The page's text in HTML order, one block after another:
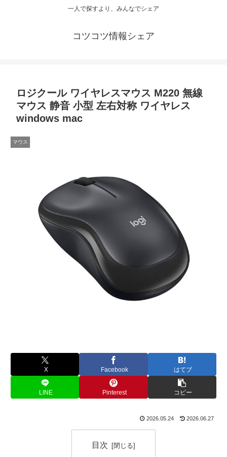
一人で探すより、みんなでシェア
コツコツ情報シェア
ロジクール ワイヤレスマウス M220 無線
マウス 静音 小型 左右対称 ワイヤレス
windows mac
マウス
X Facebook はてブ
LINE Pinterest コピー
2026.05.24 2026.06.27
目次